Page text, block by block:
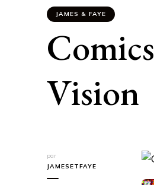
JAMES & FAYE
Vision
par
JAMESETFAYE